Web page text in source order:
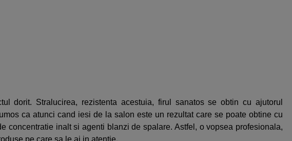
dorit. Stralucirea, rezistenta acestuia, firul sanatos se obtin cu ajutorul
ca atunci cand iesi de la salon este un rezultat care se poate obtine cu
concentratie inalt si agenti blanzi de spalare. Astfel, o vopsea profesionala,